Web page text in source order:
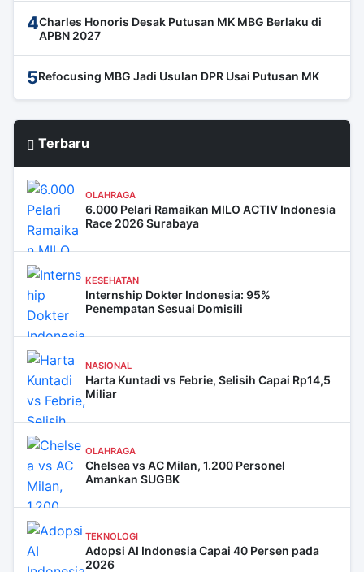
4Charles Honoris Desak Putusan MK MBG Berlaku di
APBN 2027
5Refocusing MBG Jadi Usulan DPR Usai Putusan MK
Terbaru
OLAHRAGA
6.000 Pelari Ramaikan MILO ACTIV Indonesia
Race 2026 Surabaya
KESEHATAN
Internship Dokter Indonesia: 95%
Penempatan Sesuai Domisili
NASIONAL
Harta Kuntadi vs Febrie, Selisih Capai Rp14,5
Miliar
OLAHRAGA
Chelsea vs AC Milan, 1.200 Personel
Amankan SUGBK
TEKNOLOGI
Adopsi AI Indonesia Capai 40 Persen pada
2026